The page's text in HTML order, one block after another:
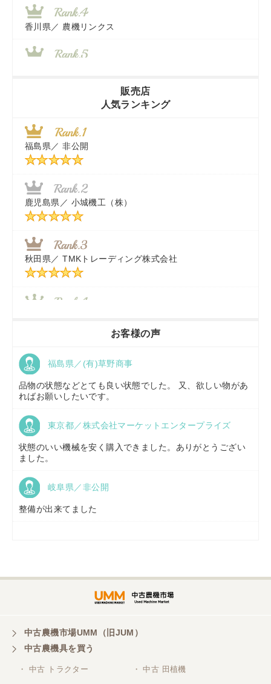
香川県／ 農機リンクス
近江商事合同会社：「茨城中古農建機販売」
千葉県／ 株式会社テクノ・タカ
福岡県／株式会社カドワキ機械（旧ナカガワ農機商会）
東京都／
秋田県／ TMKトレーディング株式会社
販売店
人気ランキング
福島県／ 非公開
鹿児島県／ 小城機工（株）
秋田県／ TMKトレーディング株式会社
京都府／
福島県／(有)草野商事
山形県／株式会社ノーキステージ
株式会社トミタモータース
お客様の声
福島県／(有)草野商事
品物の状態などとても良い状態でした。 又、欲しい物があ
ればお願いしたいです。
東京都／株式会社マーケットエンタープライズ
状態のいい機械を安く購入できました。ありがとうござい
ました。
岐阜県／非公開
整備が出来てました
中古農機市場UMM（旧JUM）
中古農機具を買う
・ 中古 トラクター ・ 中古 田植機